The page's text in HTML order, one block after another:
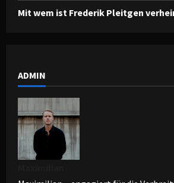
Mit wem ist Frederik Pleitgen
ADMIN